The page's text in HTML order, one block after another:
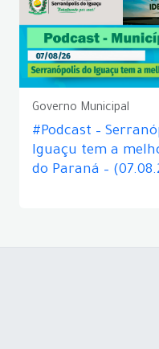
Governo Municipal
#Podcast –
Iguaçu tem a
do Paraná –